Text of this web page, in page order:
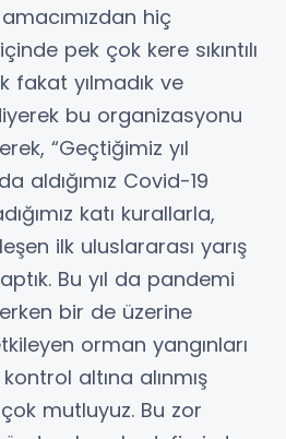
hiç
pek çok kere sıkıntılı
fakat yılmadık ve
bu organizasyonu
“Geçtiğimiz yıl
aldığımız Covid-19
katı kurallarla,
ilk uluslararası yarış
Bu yıl da pandemi
bir de üzerine
orman yangınları
altına alınmış
mutluyuz. Bu zor